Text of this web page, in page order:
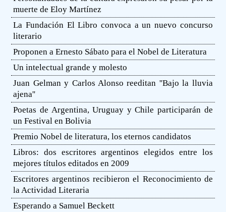
muerte de Eloy Martínez
La Fundación El Libro convoca a un nuevo concurso
literario
Proponen a Ernesto Sábato para el Nobel de Literatura
Un intelectual grande y molesto
Juan Gelman y Carlos Alonso reeditan ''Bajo la lluvia
ajena''
Poetas de Argentina, Uruguay y Chile participarán de
un Festival en Bolivia
Premio Nobel de literatura, los eternos candidatos
Libros: dos escritores argentinos elegidos entre los
mejores títulos editados en 2009
Escritores argentinos recibieron el Reconocimiento de
la Actividad Literaria
Esperando a Samuel Beckett